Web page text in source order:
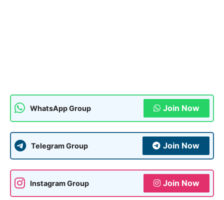
WhatsApp Group Join Now
Telegram Group Join Now
Instagram Group Join Now